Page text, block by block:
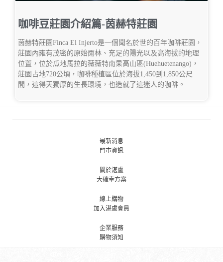
咖啡豆莊園介紹篇-茵赫特莊園
茵赫特莊園Finca El Injerto是一個聞名於世的百年咖啡莊園，
莊園內雍有茂密的原始雨林、充足的陽光以及高海拔的地理
位置，位於瓜地馬拉的薇薇特南果高山區(Huehuetenango)，
莊園占地720公頃，咖啡種植區位於海拔1,450到1,850公尺
間，這得天獨厚的生長環境，也造就了這迷人的咖啡。
最新消息
門市資訊
關於湛盧
大確幸方案
線上購物
加入湛盧會員
企業服務
購物須知